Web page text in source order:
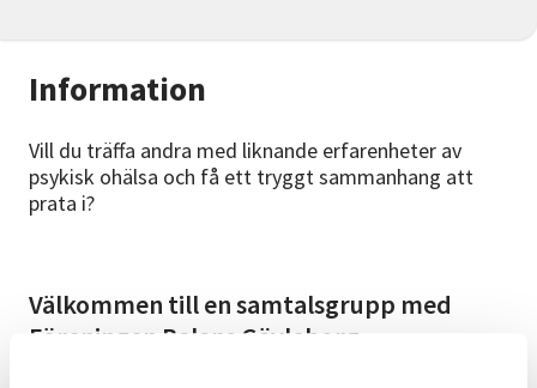
Information
Vill du träffa andra med liknande erfarenheter av
psykisk ohälsa och få ett tryggt sammanhang att
prata i?
Välkommen till en samtalsgrupp med
Föreningen Balans Gävleborg